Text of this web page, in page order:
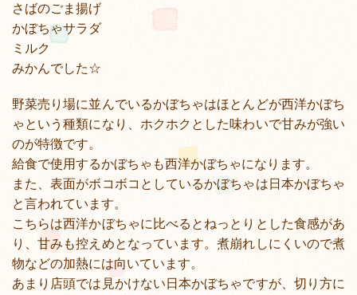
さばのごま揚げ
かぼちゃサラダ
ミルク
みかんでした☆
野菜売り場に並んでいるかぼちゃはほとんどが西洋かぼち
ゃという種類になり、ホクホクとした味わいで甘みが強い
のが特徴です。
給食で使用するかぼちゃも西洋かぼちゃになります。
また、表面がボコボコとしているかぼちゃは日本かぼちゃ
と言われています。
こちらは西洋かぼちゃに比べるとねっとりとした食感があ
り、甘みも控えめとなっています。煮崩れしにくいので煮
物などの加熱には向いています。
あまり店頭では見かけない日本かぼちゃですが、切り方に